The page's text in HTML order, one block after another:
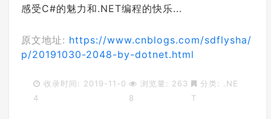
感受C#的魅力和.NET编程的快乐...
原文地址: https://www.cnblogs.com/sdflysha/
p/20191030-2048-by-dotnet.html
收录时间: 2019-11-0
4
浏览量: 263
8
分类:
.NE
T